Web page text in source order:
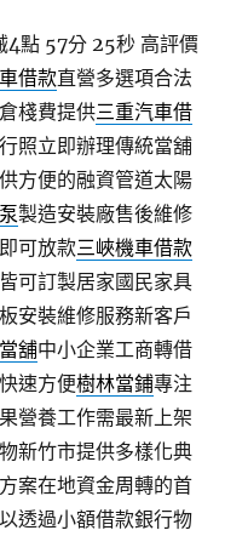
4點 57分 25秒 高評價
借款直營多選項合法
棧費提供三重汽車借
照立即辦理傳統當舖
方便的融資管道太陽
製造安裝廠售後維修
可放款三峽機車借款
可訂製居家國民家具
安裝維修服務新客戶
舖中小企業工商轉借
速方便樹林當鋪專注
營養工作需最新上架
新竹市提供多樣化典
案在地資金周轉的首
以透過小額借款銀行物